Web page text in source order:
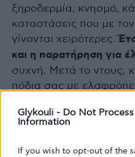
Glykouli - Do Not
Information
If you wish to opt-out of the
ξηροδερμία, κνησμό,
καταστάσεις που με
γίνονται χειρότερες.
και η παρατήρηση για
συχνή. Μετά το ντους,
πόδια σας με
κρέμα ποδιών σας,
ανάμεσα στα δάχτυλά.
περισσότερο στις